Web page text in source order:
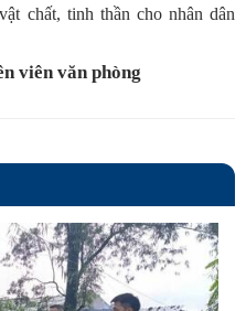
chất, tinh thần cho nhân dân
viên văn phòng